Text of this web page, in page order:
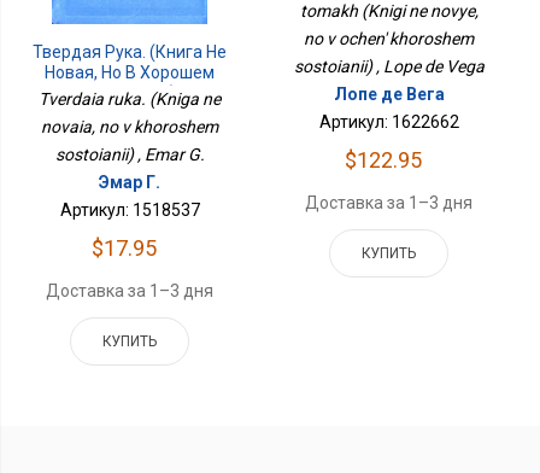
Твердая Рука. (Книга Не
Новая, Но В Хорошем
Состоянии)
Tverdaia ruka. (Kniga ne
novaia, no v khoroshem
sostoianii) , Emar G.
Эмар Г.
Артикул: 1518537
$17.95
Доставка за 1–3 дня
КУПИТЬ
tomakh (Knigi ne novye,
no v ochen' khoroshem
sostoianii) , Lope de Vega
Лопе де Вега
Артикул: 1622662
$122.95
Доставка за 1–3 дня
КУПИТЬ